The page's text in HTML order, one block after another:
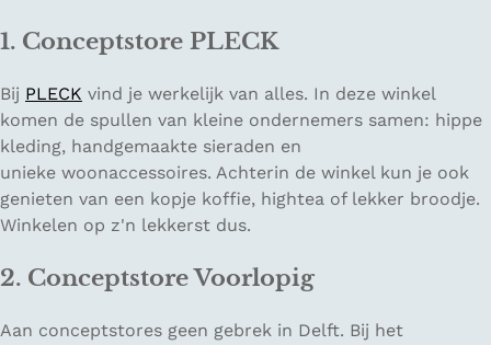
1. Conceptstore PLECK
Bij PLECK vind je werkelijk van alles. In deze winkel
komen de spullen van kleine ondernemers samen: hippe
kleding, handgemaakte sieraden en
unieke woonaccessoires. Achterin de winkel kun je ook
genieten van een kopje koffie, hightea of lekker broodje.
Winkelen op z'n lekkerst dus.
2. Conceptstore Voorlopig
Aan conceptstores geen gebrek in Delft. Bij het